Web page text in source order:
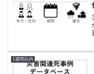
1週間以内